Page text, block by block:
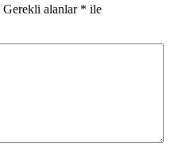
Gerekli alanlar * ile